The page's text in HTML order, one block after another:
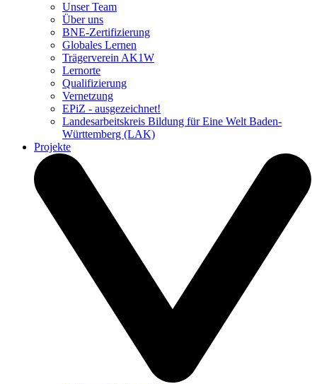
Unser Team
Über uns
BNE-Zertifizierung
Globales Lernen
Trägerverein AK1W
Lernorte
Qualifizierung
Vernetzung
EPiZ - ausgezeichnet!
Landesarbeitskreis Bildung für Eine Welt Baden-
Württemberg (LAK)
Projekte